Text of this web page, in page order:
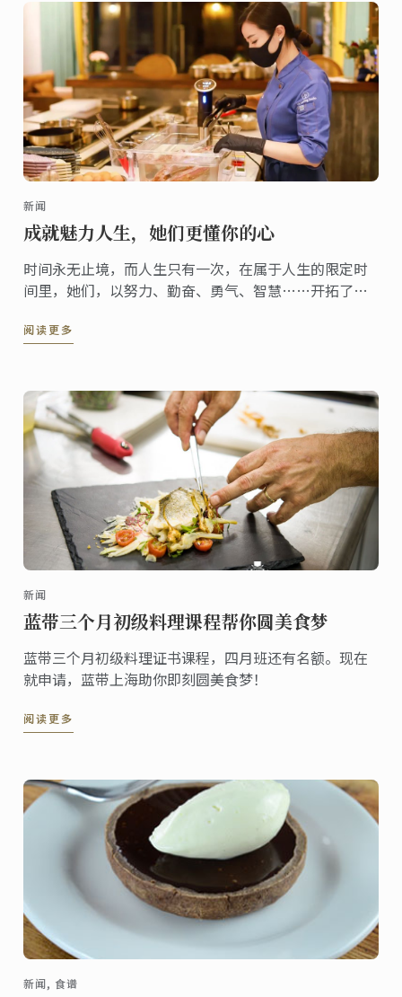
新闻
成就魅力人生，她们更懂你的心
时间永无止境，而人生只有一次，在属于人生的限定时
间里，她们，以努力、勤奋、勇气、智慧……开拓了
阅读更多
新闻
蓝带三个月初级料理课程帮你圆美食梦
蓝带三个月初级料理证书课程，四月班还有名额。现在
就申请，蓝带上海助你即刻圆美食梦！
阅读更多
新闻, 食谱